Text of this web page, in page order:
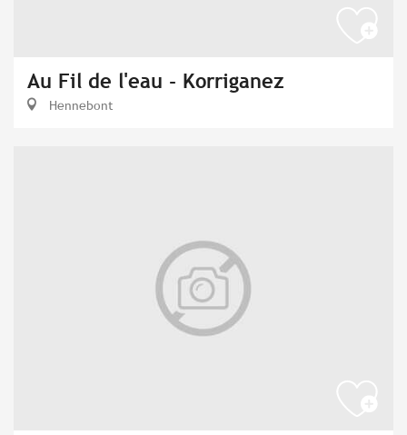
Au Fil de l'eau - Korriganez
Hennebont